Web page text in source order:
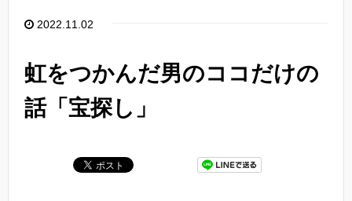
2022.11.02
虹をつかんだ男のココだけの
話「宝探し」